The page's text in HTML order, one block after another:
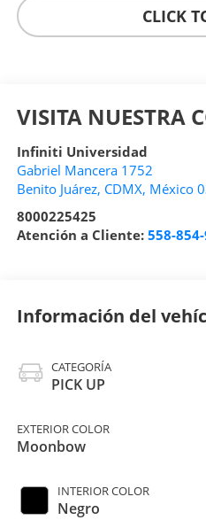
CLICK
VISITA NUESTRA
Infiniti Universidad
Gabriel Mancera 1752
Benito Juárez, CDMX, México
8000225425
Atención a Cliente: 558-
Información del
CATEGORÍA
PICK UP
EXTERIOR COLOR
Moonbow
INTERIOR COLOR
Negro